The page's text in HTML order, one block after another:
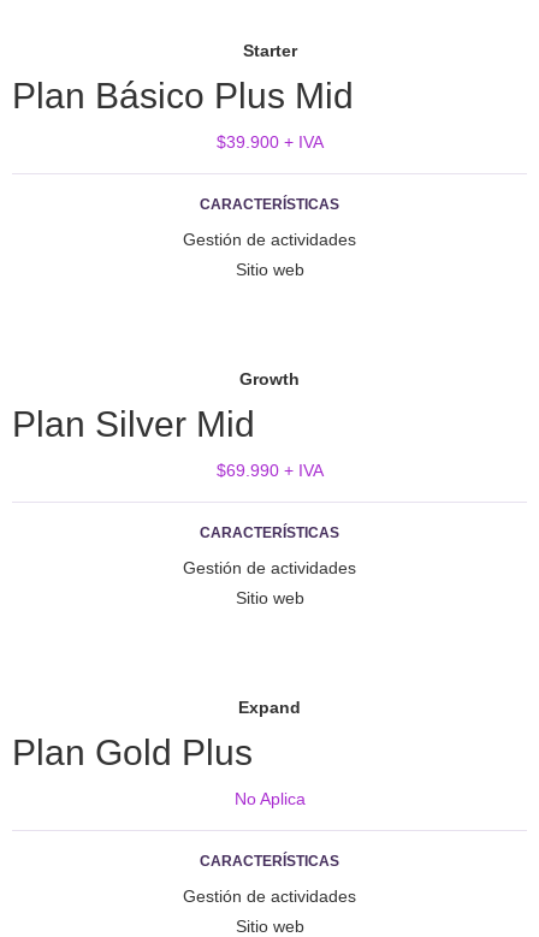
Starter
Plan Básico Plus Mid
$39.900 + IVA
CARACTERÍSTICAS
Gestión de actividades
Sitio web
Growth
Plan Silver Mid
$69.990 + IVA
CARACTERÍSTICAS
Gestión de actividades
Sitio web
Expand
Plan Gold Plus
No Aplica
CARACTERÍSTICAS
Gestión de actividades
Sitio web